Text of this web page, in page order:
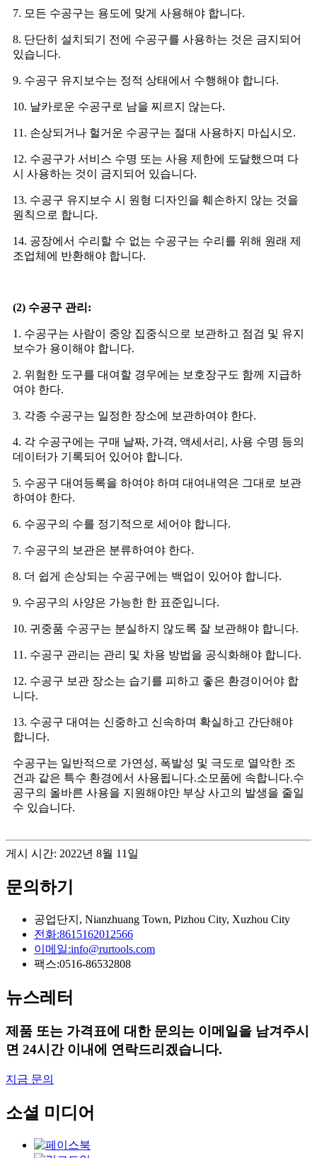
7. 모든 수공구는 용도에 맞게 사용해야 합니다.
8. 단단히 설치되기 전에 수공구를 사용하는 것은 금지되어
있습니다.
9. 수공구 유지보수는 정적 상태에서 수행해야 합니다.
10. 날카로운 수공구로 남을 찌르지 않는다.
11. 손상되거나 헐거운 수공구는 절대 사용하지 마십시오.
12. 수공구가 서비스 수명 또는 사용 제한에 도달했으며 다
시 사용하는 것이 금지되어 있습니다.
13. 수공구 유지보수 시 원형 디자인을 훼손하지 않는 것을
원칙으로 합니다.
14. 공장에서 수리할 수 없는 수공구는 수리를 위해 원래 제
조업체에 반환해야 합니다.
(2) 수공구 관리:
1. 수공구는 사람이 중앙 집중식으로 보관하고 점검 및 유지
보수가 용이해야 합니다.
2. 위험한 도구를 대여할 경우에는 보호장구도 함께 지급하
여야 한다.
3. 각종 수공구는 일정한 장소에 보관하여야 한다.
4. 각 수공구에는 구매 날짜, 가격, 액세서리, 사용 수명 등의
데이터가 기록되어 있어야 합니다.
5. 수공구 대여등록을 하여야 하며 대여내역은 그대로 보관
하여야 한다.
6. 수공구의 수를 정기적으로 세어야 합니다.
7. 수공구의 보관은 분류하여야 한다.
8. 더 쉽게 손상되는 수공구에는 백업이 있어야 합니다.
9. 수공구의 사양은 가능한 한 표준입니다.
10. 귀중품 수공구는 분실하지 않도록 잘 보관해야 합니다.
11. 수공구 관리는 관리 및 차용 방법을 공식화해야 합니다.
12. 수공구 보관 장소는 습기를 피하고 좋은 환경이어야 합
니다.
13. 수공구 대여는 신중하고 신속하며 확실하고 간단해야
합니다.
수공구는 일반적으로 가연성, 폭발성 및 극도로 열악한 조
건과 같은 특수 환경에서 사용됩니다.소모품에 속합니다.수
공구의 올바른 사용을 지원해야만 부상 사고의 발생을 줄일
수 있습니다.
게시 시간: 2022년 8월 11일
문의하기
공업단지, Nianzhuang Town, Pizhou City, Xuzhou City
전화:8615162012566
이메일:info@rurtools.com
팩스:0516-86532808
뉴스레터
제품 또는 가격표에 대한 문의는 이메일을 남겨주시
면 24시간 이내에 연락드리겠습니다.
지금 문의
소셜 미디어